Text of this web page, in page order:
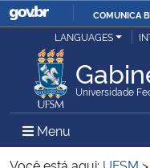
COMUNICA
Ministério da Justiça e
Ministério da Defesa
Ministério das Relações
LANGUAGES
Universidade
Menu Menu
Você está aqui: UFSM >